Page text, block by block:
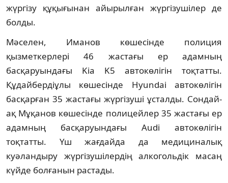
жүргізу құқығынан айырылған жүргізушілер де
болды.
Мәселен, Иманов көшесінде полиция
қызметкерлері 46 жастағы ер адамның
басқаруындағы Kia K5 автокөлігін тоқтатты.
Құдайбердіұлы көшесінде Hyundai автокөлігін
басқарған 35 жастағы жүргізуші ұсталды. Сондай-
ақ Мұқанов көшесінде полицейлер 35 жастағы ер
адамның басқаруындағы Audi автокөлігін
тоқтатты. Үш жағдайда да медициналық
куәландыру жүргізушілердің алкогольдік масаң
күйде болғанын растады.